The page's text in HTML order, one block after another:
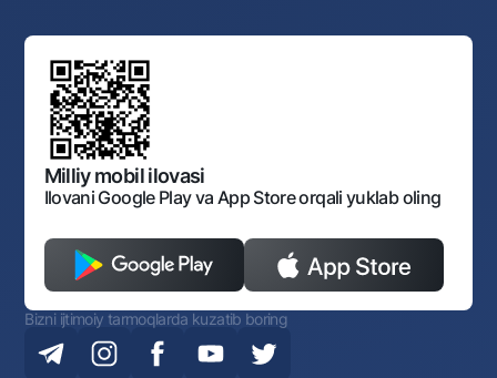
Aksilkorrupsiya
Korporativ uslub
Sayt haritasi
Ofis va bankomatlar
Shaxsiy ma'lumotlarni qayta ishlashga rozilik berish
O‘zbekiston Tasviriy san’at galereyasi
Standart shartnomalar
Normativ-huquqiy hujjatlar loyihalarini muhokama qilish
Normativ huquqiy hujjatlar
O'zbekiston Respublikasi Tashqi Iqtisodiy Faoliyat Milliy
Bankining ish tartibi va rejimi
Ochiq ma'lumotlar
Monopoliyaga qarshi komplaens
Milliy mobil ilovasi
Ilovani Google Play va App Store orqali yuklab oling
Bizni ijtimoiy tarmoqlarda kuzatib boring